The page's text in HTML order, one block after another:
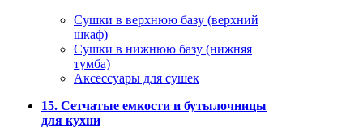
Сушки в верхнюю базу (верхний
шкаф)
Сушки в нижнюю базу (нижняя
тумба)
Аксессуары для сушек
15. Сетчатые емкости и бутылочницы
для кухни